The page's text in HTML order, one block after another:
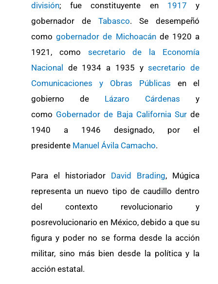
división; fue constituyente en 1917 y
gobernador de Tabasco. Se desempeñó
comogobernador de Michoacánde 1920 a
1921, como secretario de la Economía
Nacional
de 1934 a 1935 ysecretario de
Comunicaciones y Obras Públicas en el
gobierno de Lázaro Cárdenas y
como Gobernador de Baja California Surde
1940 a 1946 designado, por el
presidente Manuel Ávila Camacho.
Para el historiador David Brading, Múgica
representa un nuevo tipo de caudillo dentro
del contexto revolucionario y
posrevolucionario en México, debido a que su
figura y poder no se forma desde la acción
militar, sino más bien desde la política y la
acción estatal.